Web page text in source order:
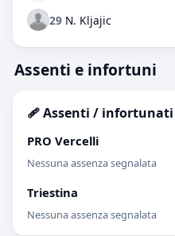
29 N. Kljajic
Assenti e infortuni
🩹 Assenti / infortunati
PRO Vercelli
Nessuna assenza segnalata
Triestina
Nessuna assenza segnalata